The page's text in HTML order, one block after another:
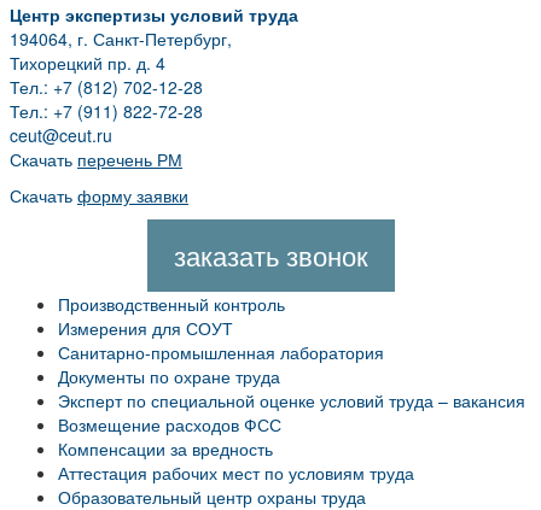
Центр экспертизы условий труда
194064, г. Санкт-Петербург,
Тихорецкий пр. д. 4
Тел.: +7 (812) 702-12-28
Тел.: +7 (911) 822-72-28
ceut@ceut.ru
Скачать перечень РМ
Скачать форму заявки
заказать звонок
Производственный контроль
Измерения для СОУТ
Санитарно-промышленная лаборатория
Документы по охране труда
Эксперт по специальной оценке условий труда – вакансия
Возмещение расходов ФСС
Компенсации за вредность
Аттестация рабочих мест по условиям труда
Образовательный центр охраны труда